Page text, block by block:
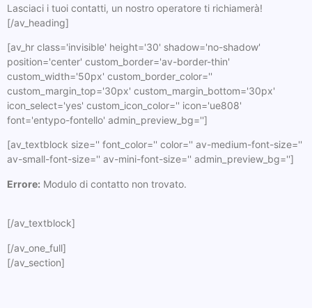
Lasciaci i tuoi contatti, un nostro operatore ti richiamerà!
[/av_heading]
[av_hr class='invisible' height='30' shadow='no-shadow'
position='center' custom_border='av-border-thin'
custom_width='50px' custom_border_color=''
custom_margin_top='30px' custom_margin_bottom='30px'
icon_select='yes' custom_icon_color='' icon='ue808'
font='entypo-fontello' admin_preview_bg='']
[av_textblock size='' font_color='' color='' av-medium-font-size=''
av-small-font-size='' av-mini-font-size='' admin_preview_bg='']
Errore: Modulo di contatto non trovato.
[/av_textblock]
[/av_one_full]
[/av_section]